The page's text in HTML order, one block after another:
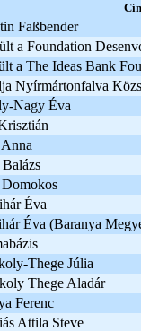
Faßbender
a Foundation
a The Ideas Bank
Nyírmártonfalva
Nagy Éva
Éva
Éva (Baranya
Thege Júlia
Thege Aladár
Ferenc
Attila Steve